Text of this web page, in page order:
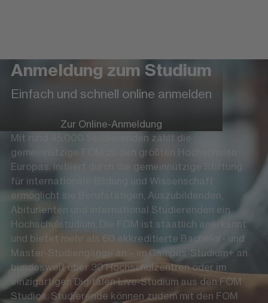
Anmeldung zum Studium
Einfach und schnell online anmelden
Zur Online-Anmeldung
Mit rund 45.000 Studierenden zählt die
gemeinnützige FOM zu den größten Hochschulen
Europas. Initiiert durch die gemeinnützige Stiftung
für internationale Bildung und Wissenschaft
ermöglicht sie Berufstätigen, Auszubildenden,
Abiturienten und international Studierenden ein
Hochschulstudium. Die FOM ist staatlich anerkannt
und bietet mehr als 60 akkreditierte Bachelor- und
Master-Studiengänge an – im Campus-Studium+ an
bundesweit über 30 Hochschulzentren oder im
einzigartigen Digitalen Live-Studium aus den FOM
Studios. Studierende können zudem mit den FOM